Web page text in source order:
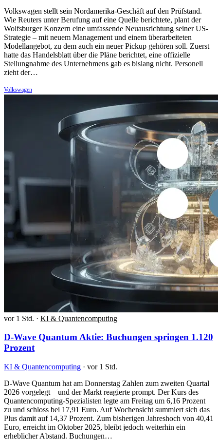
Volkswagen stellt sein Nordamerika-Geschäft auf den Prüfstand.
Wie Reuters unter Berufung auf eine Quelle berichtete, plant der
Wolfsburger Konzern eine umfassende Neuausrichtung seiner US-
Strategie – mit neuem Management und einem überarbeiteten
Modellangebot, zu dem auch ein neuer Pickup gehören soll. Zuerst
hatte das Handelsblatt über die Pläne berichtet, eine offizielle
Stellungnahme des Unternehmens gab es bislang nicht. Personell
zieht der…
Volkswagen
vor 1 Std. · KI & Quantencomputing
D-Wave Quantum Aktie: Buchungen springen 1.120
Prozent
KI & Quantencomputing · vor 1 Std.
D-Wave Quantum hat am Donnerstag Zahlen zum zweiten Quartal
2026 vorgelegt – und der Markt reagierte prompt. Der Kurs des
Quantencomputing-Spezialisten legte am Freitag um 6,16 Prozent
zu und schloss bei 17,91 Euro. Auf Wochensicht summiert sich das
Plus damit auf 14,37 Prozent. Zum bisherigen Jahreshoch von 40,41
Euro, erreicht im Oktober 2025, bleibt jedoch weiterhin ein
erheblicher Abstand. Buchungen…